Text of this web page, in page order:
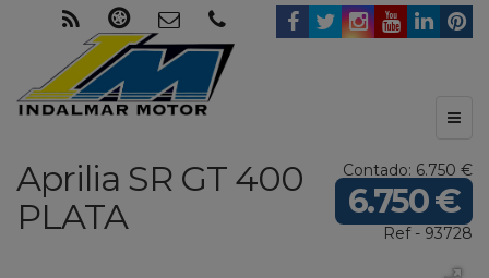
Contado: 6.750 €
6.750 €
Ref - 93728
Aprilia SR GT 400
PLATA